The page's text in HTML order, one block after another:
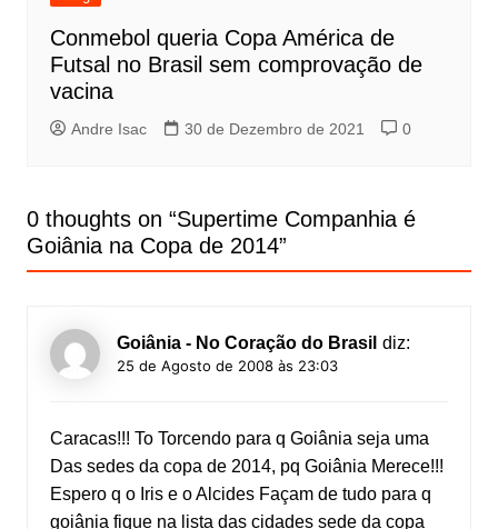
Conmebol queria Copa América de
Futsal no Brasil sem comprovação de
vacina
Andre Isac 30 de Dezembro de 2021 0
0 thoughts on “Supertime Companhia é
Goiânia na Copa de 2014”
Goiânia - No Coração do Brasil diz:
25 de Agosto de 2008 às 23:03
Caracas!!! To Torcendo para q Goiânia seja uma
Das sedes da copa de 2014, pq Goiânia Merece!!!
Espero q o Iris e o Alcides Façam de tudo para q
goiânia fique na lista das cidades sede da copa